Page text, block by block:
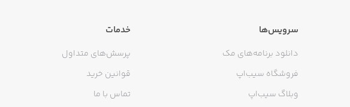
سرویس‌ها
دانلود برنامه‌های مک
فروشگاه سیب‌اپ
وبلاگ سیب‌اپ
خدمات
پرسش‌های متداول
قوانین خرید
تماس با ما